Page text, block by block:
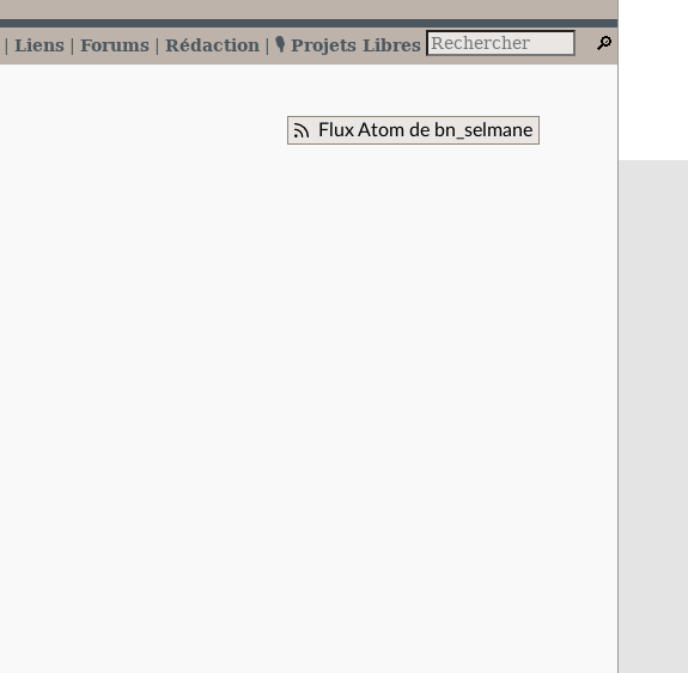
Liens Forums Rédaction 🎙️ Projets Libres
Flux Atom de bn_selmane